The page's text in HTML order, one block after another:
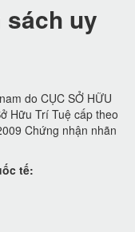
sách uy
do CỤC SỞ HỮU
Hữu Trí Tuệ cấp theo
Chứng nhận nhãn
tế: